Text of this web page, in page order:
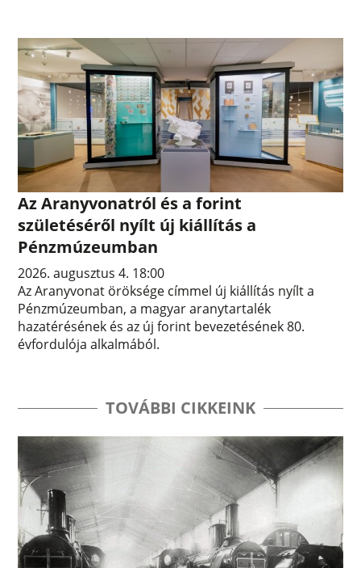
Az Aranyvonatról és a forint
születéséről nyílt új kiállítás a
Pénzmúzeumban
2026. augusztus 4. 18:00
Az Aranyvonat öröksége címmel új kiállítás nyílt a
Pénzmúzeumban, a magyar aranytartalék
hazatérésének és az új forint bevezetésének 80.
évfordulója alkalmából.
TOVÁBBI CIKKEINK